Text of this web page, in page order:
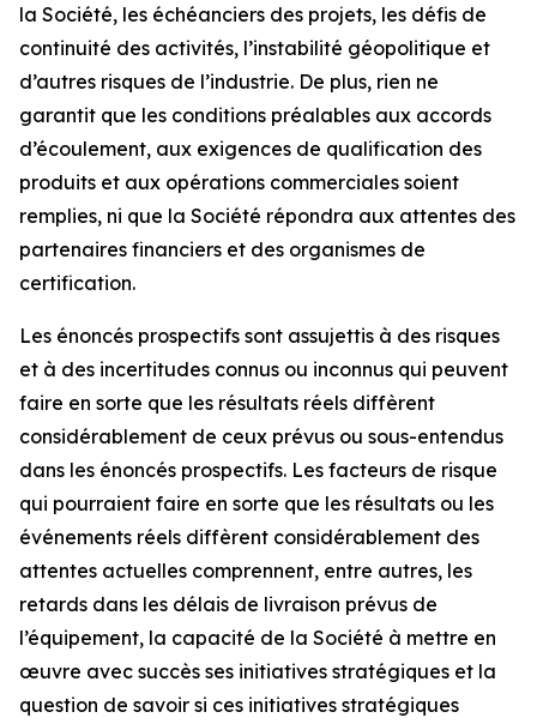
la Société, les échéanciers des projets, les défis de
continuité des activités, l’instabilité géopolitique et
d’autres risques de l’industrie. De plus, rien ne
garantit que les conditions préalables aux accords
d’écoulement, aux exigences de qualification des
produits et aux opérations commerciales soient
remplies, ni que la Société répondra aux attentes des
partenaires financiers et des organismes de
certification.
Les énoncés prospectifs sont assujettis à des risques
et à des incertitudes connus ou inconnus qui peuvent
faire en sorte que les résultats réels diffèrent
considérablement de ceux prévus ou sous-entendus
dans les énoncés prospectifs. Les facteurs de risque
qui pourraient faire en sorte que les résultats ou les
événements réels diffèrent considérablement des
attentes actuelles comprennent, entre autres, les
retards dans les délais de livraison prévus de
l’équipement, la capacité de la Société à mettre en
œuvre avec succès ses initiatives stratégiques et la
question de savoir si ces initiatives stratégiques